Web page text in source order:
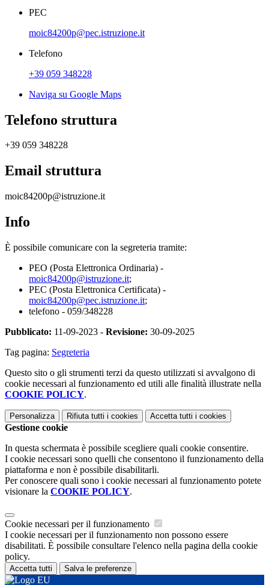
PEC
moic84200p@pec.istruzione.it
Telefono
+39 059 348228
Naviga su Google Maps
Telefono struttura
+39 059 348228
Email struttura
moic84200p@istruzione.it
Info
È possibile comunicare con la segreteria tramite:
PEO (Posta Elettronica Ordinaria) -
moic84200p@istruzione.it;
PEC (Posta Elettronica Certificata) -
moic84200p@pec.istruzione.it;
telefono - 059/348228
Pubblicato: 11-09-2023 - Revisione: 30-09-2025
Tag pagina: Segreteria
Questo sito o gli strumenti terzi da questo utilizzati si avvalgono di
cookie necessari al funzionamento ed utili alle finalità illustrate nella
COOKIE POLICY.
Personalizza Rifiuta tutti i cookies Accetta tutti i cookies
Gestione cookie
In questa schermata è possibile scegliere quali cookie consentire.
I cookie necessari sono quelli che consentono il funzionamento della
piattaforma e non è possibile disabilitarli.
Per conoscere quali sono i cookie necessari al funzionamento potete
visionare la COOKIE POLICY.
Cookie necessari per il funzionamento
I cookie necessari per il funzionamento non possono essere
disabilitati. È possibile consultare l'elenco nella pagina della cookie
policy.
Accetta tutti Salva le preferenze